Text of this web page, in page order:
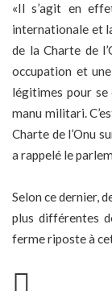
«Il s’agit en
internationale et
de la Charte de
occupation et
légitimes pour
manu militari.
Charte de l’Onu
a rappelé le
Selon ce dernier,
plus différentes
ferme riposte à